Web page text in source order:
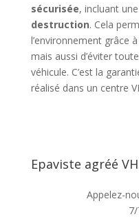
sécurisée, incluant une
destruction. Cela
l’environnement grâce
mais aussi d’éviter
véhicule. C’est la
réalisé dans un centre
Epaviste agréé
Appelez-